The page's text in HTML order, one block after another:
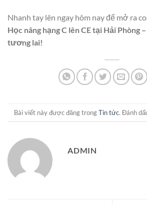
Nhanh tay lên ngay hôm nay để mở ra
Học nâng hạng C lên CE tại Hải Phòng
tương lai!
Bài viết này được đăng trongTin tức. Đánh
ADMIN